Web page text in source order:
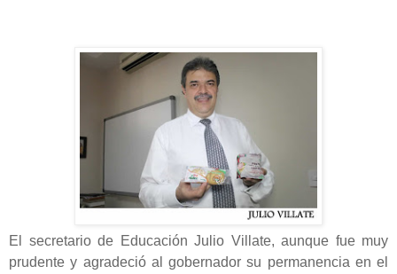
El secretario de Educación Julio Villate, aunque fue muy
prudente y agradeció al gobernador su permanencia en el